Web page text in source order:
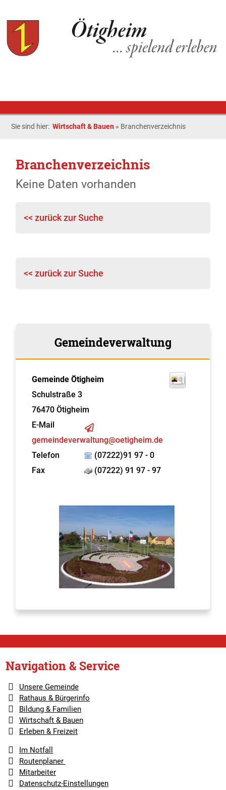
Sie sind hier:Wirtschaft & Bauen » Branchenverzeichnis
Branchenverzeichnis
Keine Daten vorhanden
<< zurück zur Suche
<< zurück zur Suche
Gemeindeverwaltung
Gemeinde Ötigheim
Schulstraße 3
76470 Ötigheim
E-Mail
gemeindeverwaltung@oetigheim.de
Telefon
(07222)91 97 - 0
Fax
(07222) 91 97 - 97
Navigation & Service
Unsere Gemeinde
Rathaus & Bürgerinfo
Bildung & Familien
Wirtschaft & Bauen
Erleben & Freizeit
Im Notfall
Routenplaner
Mitarbeiter
Datenschutz-Einstellungen